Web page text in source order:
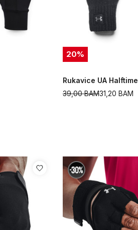
20%
Rukavice UA Halftime
31,20 BAM
39,00BAM